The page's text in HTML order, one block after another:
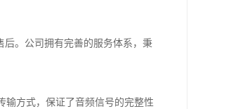
。公司拥有完善的服务体系，秉
输方式，保证了音频信号的完整性